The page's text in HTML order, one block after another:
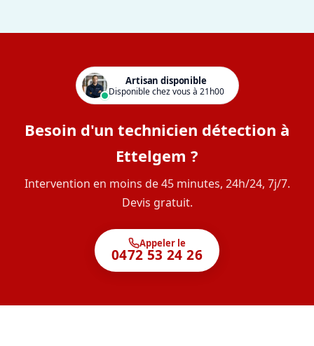
Artisan disponible
Disponible chez vous à 21h00
Besoin d'un technicien détection à
Ettelgem ?
Intervention en moins de 45 minutes, 24h/24, 7j/7.
Devis gratuit.
Appeler le
0472 53 24 26